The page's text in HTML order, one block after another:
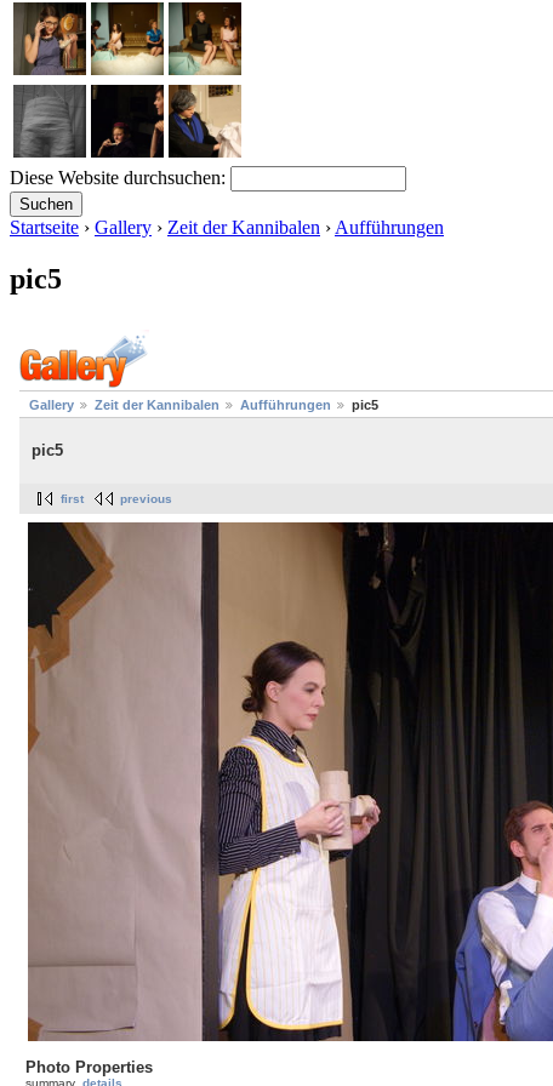
Diese Website durchsuchen:
Startseite › Gallery › Zeit der Kannibalen › Aufführungen
pic5
Gallery Zeit der Kannibalen Aufführungen pic5
pic5
first previous
Photo Properties
summary details